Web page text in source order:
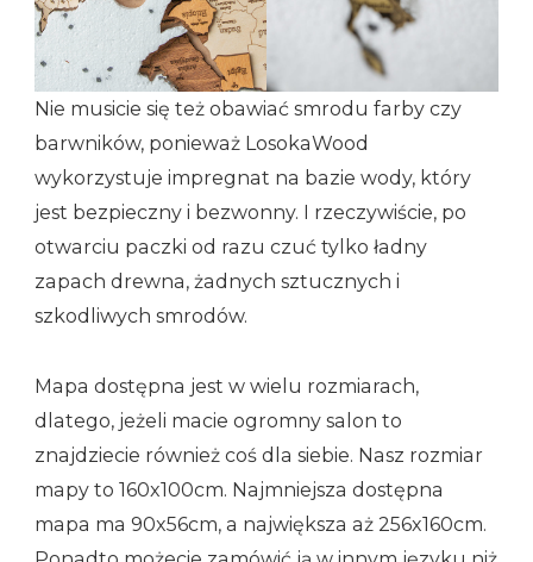
Nie musicie się też obawiać smrodu farby czy
barwników, ponieważ LosokaWood
wykorzystuje impregnat na bazie wody, który
jest bezpieczny i bezwonny. I rzeczywiście, po
otwarciu paczki od razu czuć tylko ładny
zapach drewna, żadnych sztucznych i
szkodliwych smrodów.
Mapa dostępna jest w wielu rozmiarach,
dlatego, jeżeli macie ogromny salon to
znajdziecie również coś dla siebie. Nasz rozmiar
mapy to 160x100cm. Najmniejsza dostępna
mapa ma 90x56cm, a największa aż 256x160cm.